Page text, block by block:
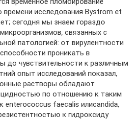
времени исследования Bystrom et
сегодня мы знаем гораздо
связанных с
патологией: от вирулентности
проникать в
до чувствительности к различным
опыт исследований показал,
растворы обладают
по отношению к таким
enterococcus faecalis илиcandida,
к гидроксиду